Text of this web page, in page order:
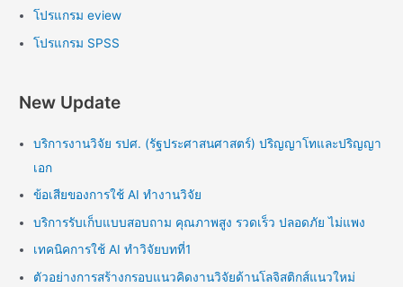
โปรแกรม eview
โปรแกรม SPSS
New Update
บริการงานวิจัย รปศ. (รัฐประศาสนศาสตร์) ปริญญาโทและปริญญา
เอก
ข้อเสียของการใช้ AI ทำงานวิจัย
บริการรับเก็บแบบสอบถาม คุณภาพสูง รวดเร็ว ปลอดภัย ไม่แพง
เทคนิคการใช้ AI ทำวิจัยบทที่1
ตัวอย่างการสร้างกรอบแนวคิดงานวิจัยด้านโลจิสติกส์แนวใหม่